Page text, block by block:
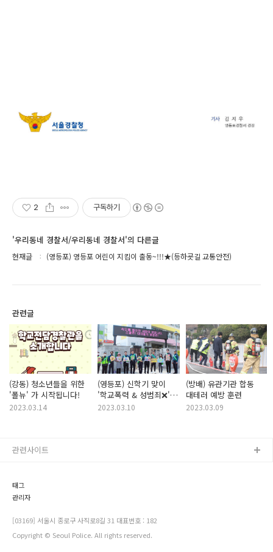
2 구독하기
'우리동네 경찰서/우리동네 경찰서'의 다른글
현재글 (영등포) 영등포 어린이 지킴이 출동~!!!★(등하굣길 교통안전)
관련글
(강동) 청소년들을 위한
'폴뉴' 가 시작됩니다!
2023.03.14
(영등포) 신학기 맞이
'학교폭력 & 성범죄❌'
예방 활동 실시😎
2023.03.10
(방배) 유관기관 합동
대테러 예방 훈련
2023.03.09
태그
관리자
[03169] 서울시 종로구 사직로8길 31 대표번호 : 182
Copyright © Seoul Police. All rights reserved.
관련사이트